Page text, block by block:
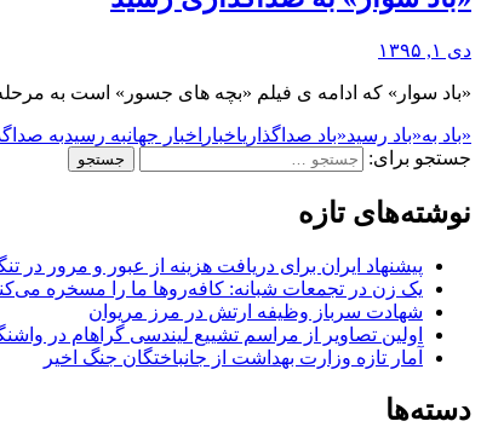
دی ۱, ۱۳۹۵
«باد سوار» که ادامه ی فیلم «بچه های جسور» است به
«باد به«باد رسید«باد صداگذاریاخبار اخبار جهانبه رسیدبه
جستجو برای:
نوشته‌های تازه
پیشنهاد ایران برای دریافت هزینه از عبور و مرور در
یک زن در تجمعات شبانه: کافه‌روها ما را مسخره
شهادت سرباز وظیفه ارتش در مرز مریوان
اولین تصاویر از مراسم تشییع لیندسی گراهام در
آمار تازه وزارت بهداشت از جانباختگان جنگ اخیر
دسته‌ها